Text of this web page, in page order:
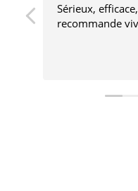
Sérieux,
recommande